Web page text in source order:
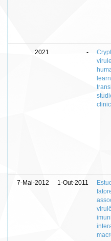
2021 -
7-Mai-2012 1-Out-2011